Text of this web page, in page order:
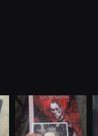
dobryhorror
Wrz 19